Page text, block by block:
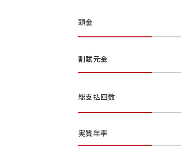
頭金
割賦元金
総支払回数
実質年率